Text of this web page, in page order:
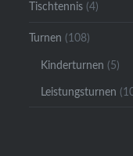
Tischtennis (4)
Turnen (108)
Kinderturnen (5)
Leistungsturnen